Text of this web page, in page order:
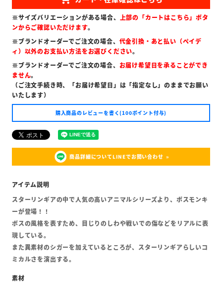
※サイズバリエーションがある場合、 上部の「カートはこちら」ボタ
ンからご確認いただけます。
※ブランドオーダーでご注文の場合、 代金引換・あと払い（ペイデ
ィ）以外のお支払い方法をお選びください。
※ブランドオーダーでご注文の場合、 お届け希望日を承ることができ
ません。
（ご注文手続き時、「お届け希望日」は「指定なし」のままでお願い
いたします）
購入商品のレビューを書く(100ポイント付与)
商品詳細についてLINEでお問い合わせ
スターリンギアの中で人気の高いアニマルシリーズより、ボスモンキ
ーが登場！！
ボスの風格を表すため、目じりのしわや戦いでの傷などをリアルに表
現している。
また異素材のシガーを加えているところが、スターリンギアらしいコ
ミカルさを演出する。